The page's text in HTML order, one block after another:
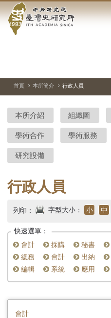
到中
央
院-
臺
灣
史
研
究
首
頁
首頁 本所簡介 行政人員
本所介紹 組織圖
學術合作 學術服務
研究設備
行政人員
列印： 字型大小： 小 中
快速選單：
會計
採購 秘書
總務
會計 出納
編輯
系統 應用
會計